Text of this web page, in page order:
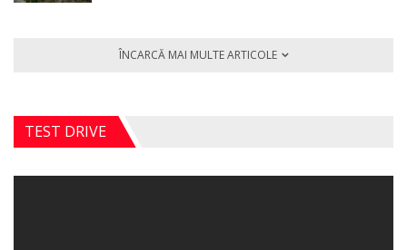
ÎNCARCĂ MAI MULTE ARTICOLE
TEST DRIVE